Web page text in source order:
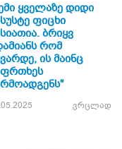
ყველაზე დიდი
ფიცხი
ბრიყვ
რომ
ის მაინც
ვრცლად